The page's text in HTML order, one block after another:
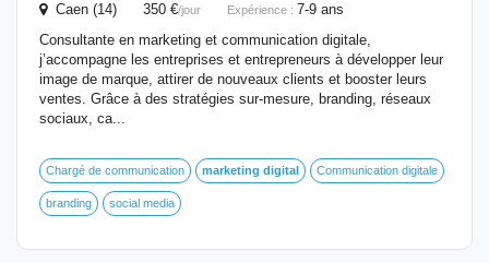
Caen (14) 350 €/jour Expérience : 7-9 ans
Consultante en marketing et communication digitale,
j’accompagne les entreprises et entrepreneurs à développer leur
image de marque, attirer de nouveaux clients et booster leurs
ventes. Grâce à des stratégies sur-mesure, branding, réseaux
sociaux, ca...
Chargé de communication marketing digital Communication digitale
branding social media